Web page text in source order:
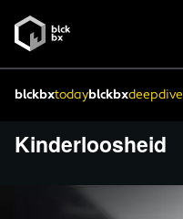
blckbxtodayblckbxdeepdive
Kinderloosheid